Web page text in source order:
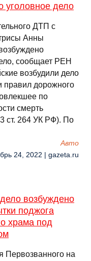
уголовное дело
ДТП с
Анны
сообщает РЕН
возбудили дело
правил дорожного
по
смерть
ст. 264 УК РФ). По
Авто
24, 2022 | gazeta.ru
возбуждено
поджога
храма под
Первозванного на